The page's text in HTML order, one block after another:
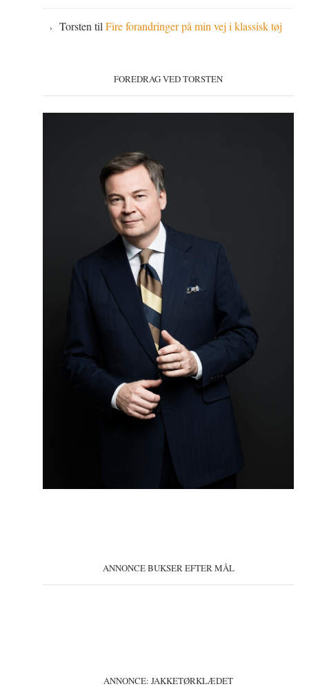
Torsten tilFire forandringer på min vej i klassisk tøj
FOREDRAG VED TORSTEN
ANNONCE BUKSER EFTER MÅL
ANNONCE: JAKKETØRKLÆDET